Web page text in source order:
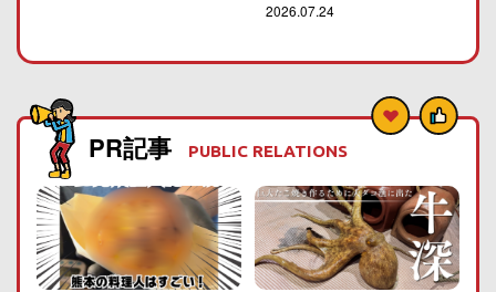
2026.07.24
PR記事 PUBLIC RELATIONS